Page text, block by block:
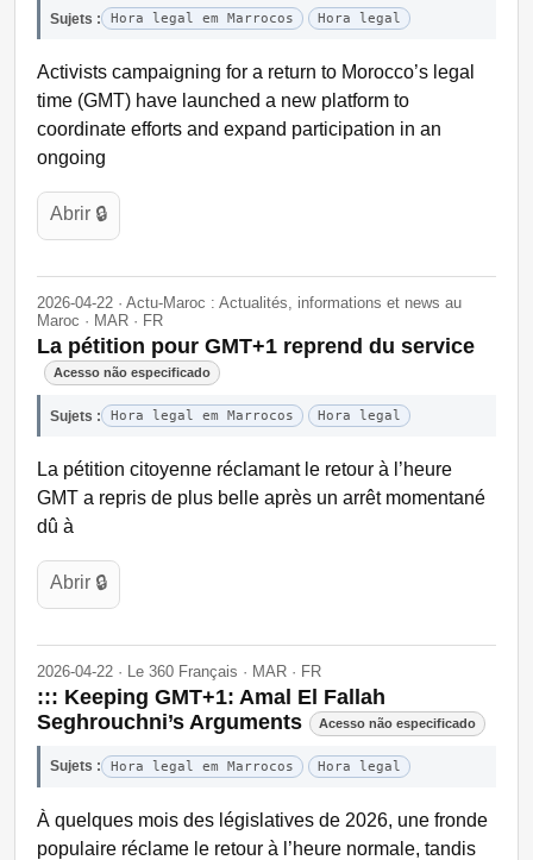
Sujets : Hora legal em Marrocos Hora legal
Activists campaigning for a return to Morocco’s legal
time (GMT) have launched a new platform to
coordinate efforts and expand participation in an
ongoing
Abrir 🔒
2026-04-22 · Actu-Maroc : Actualités, informations et news au
Maroc · MAR · FR
La pétition pour GMT+1 reprend du service
Acesso não especificado
Sujets : Hora legal em Marrocos Hora legal
La pétition citoyenne réclamant le retour à l’heure
GMT a repris de plus belle après un arrêt momentané
dû à
Abrir 🔒
2026-04-22 · Le 360 Français · MAR · FR
::: Keeping GMT+1: Amal El Fallah
Seghrouchni’s Arguments
Acesso não especificado
Sujets : Hora legal em Marrocos Hora legal
À quelques mois des législatives de 2026, une fronde
populaire réclame le retour à l’heure normale, tandis